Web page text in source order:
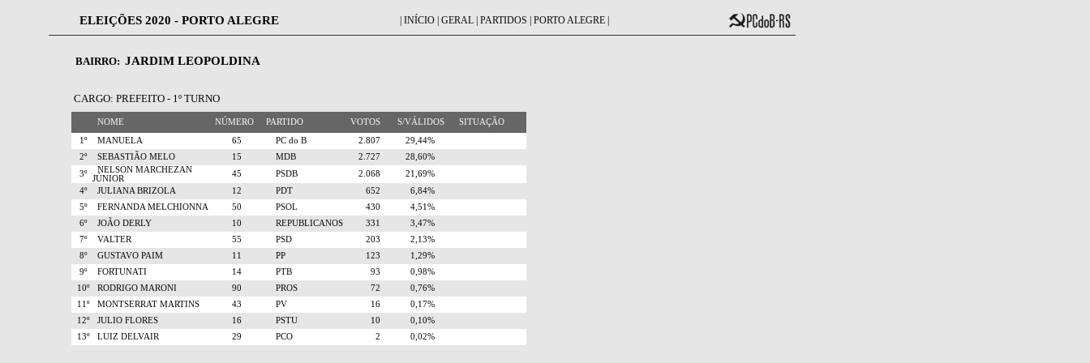
ELEIÇÕES 2020 - PORTO ALEGRE INÍCIO GERAL PARTIDOS PORTO ALEGRE
BAIRRO: JARDIM LEOPOLDINA
CARGO: PREFEITO - 1º TURNO
NOME NÚMERO PARTIDO VOTOS S/VÁLIDOS SITUAÇÃO
1º MANUELA 65 PC do B 2.807
29,44%
2º
SEBASTIÃO MELO 15 MDB 2.727
28,60%
3º
NELSON MARCHEZAN
JÚNIOR
45 PSDB 2.068
21,69%
4º
JULIANA BRIZOLA 12 PDT 652
6,84%
5º
FERNANDA MELCHIONNA 50 PSOL 430
4,51%
6º
JOÃO DERLY 10 REPUBLICANOS 331
3,47%
7º
VALTER 55 PSD 203
2,13%
8º
GUSTAVO PAIM 11 PP 123
1,29%
9º
FORTUNATI 14 PTB 93
0,98%
10º
RODRIGO MARONI 90 PROS 72
0,76%
11º
MONTSERRAT MARTINS 43 PV 16
0,17%
12º
JULIO FLORES 16 PSTU 10
0,10%
13º
LUIZ DELVAIR 29 PCO 2 0,02%